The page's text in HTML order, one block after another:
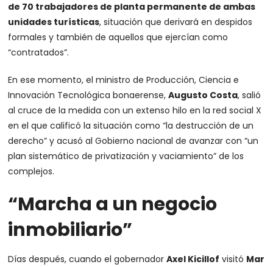
de 70 trabajadores de planta permanente de ambas
unidades turísticas, situación que derivará en despidos
formales y también de aquellos que ejercían como
“contratados”.
En ese momento, el ministro de Producción, Ciencia e
Innovación Tecnológica bonaerense,Augusto Costa, salió
al cruce de la medida con un extenso hilo en la red social X
en el que calificó la situación como “la destrucción de un
derecho” y acusó al Gobierno nacional de avanzar con “un
plan sistemático de privatización y vaciamiento” de los
complejos.
“Marcha a un negocio
inmobiliario”
Días después, cuando el gobernadorAxel Kicillof visitó Mar